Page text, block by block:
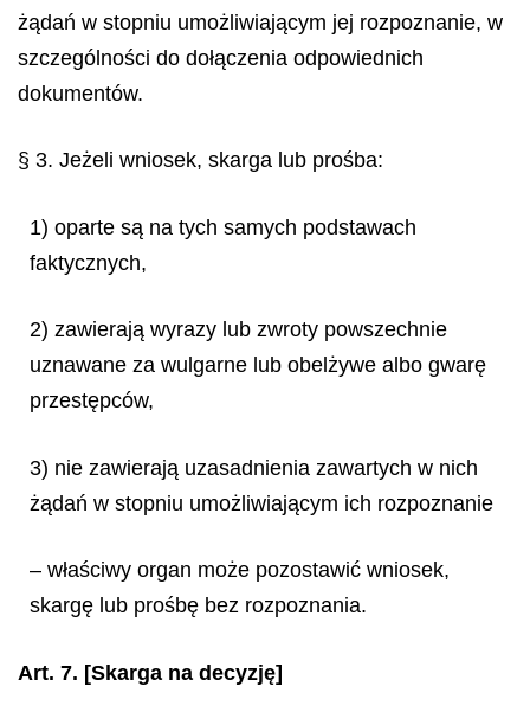
żądań w stopniu umożliwiającym jej rozpoznanie, w
szczególności do dołączenia odpowiednich
dokumentów.
§ 3. Jeżeli wniosek, skarga lub prośba:
1) oparte są na tych samych podstawach
faktycznych,
2) zawierają wyrazy lub zwroty powszechnie
uznawane za wulgarne lub obelżywe albo gwarę
przestępców,
3) nie zawierają uzasadnienia zawartych w nich
żądań w stopniu umożliwiającym ich rozpoznanie
– właściwy organ może pozostawić wniosek,
skargę lub prośbę bez rozpoznania.
Art. 7. [Skarga na decyzję]